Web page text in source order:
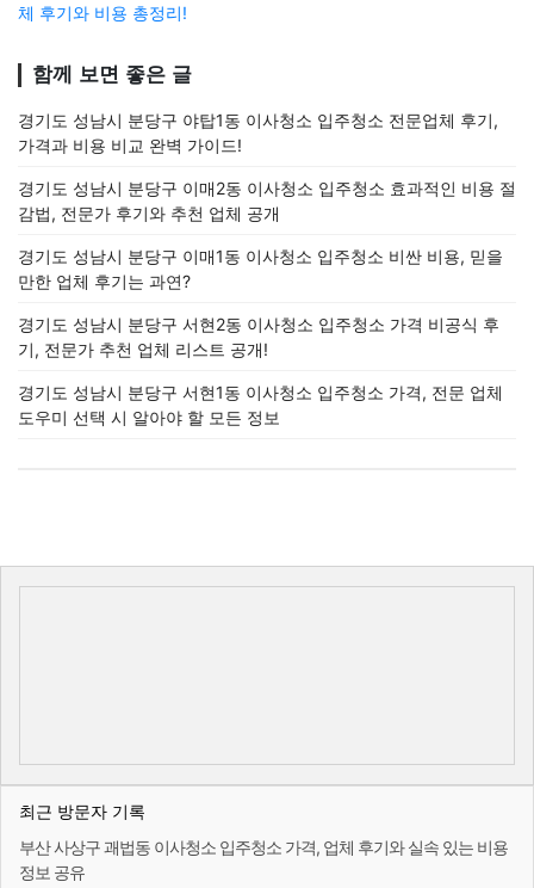
체 후기와 비용 총정리!
함께 보면 좋은 글
경기도 성남시 분당구 야탑1동 이사청소 입주청소 전문업체 후기,
가격과 비용 비교 완벽 가이드!
경기도 성남시 분당구 이매2동 이사청소 입주청소 효과적인 비용 절
감법, 전문가 후기와 추천 업체 공개
경기도 성남시 분당구 이매1동 이사청소 입주청소 비싼 비용, 믿을
만한 업체 후기는 과연?
경기도 성남시 분당구 서현2동 이사청소 입주청소 가격 비공식 후
기, 전문가 추천 업체 리스트 공개!
경기도 성남시 분당구 서현1동 이사청소 입주청소 가격, 전문 업체
도우미 선택 시 알아야 할 모든 정보
최근 방문자 기록
부산 사상구 괘법동 이사청소 입주청소 가격, 업체 후기와 실속 있는 비용
정보 공유